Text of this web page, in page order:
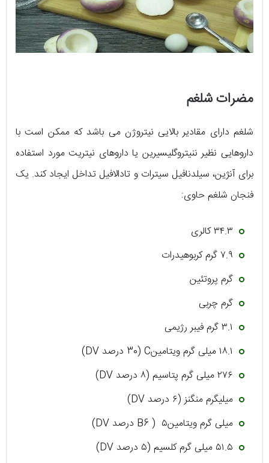
مضرات شلغم
شلغم دارای مقادیر بالایی نیتروژن می باشد که ممکن است با
داروهایی نظیر ننیتروگلیسیرین یا داروهای نیتریت مورد استفاده
برای آنژین، سیلدنافیل سیترات و تادالافیل تداخل ایجاد کند. یک
فنجان شلغم حاوی:
۳۴.۳ کالری
۷.۹ گرم کربوهیدرات
گرم پروتئین
گرم چربی
۳.۱ گرم فیبر رژیمی
۱۸.۱ میلی گرم ویتامینC (30 درصد DV)
۲۷۶ میلی گرم پتاسیم (۸ درصد DV)
میلیگرم منگنز (۶ درصد DV)
میلی گرم ویتامینB6 ) ۵ درصد DV)
۵۱.۵ میلی گرم کلسیم (۵ درصد DV)